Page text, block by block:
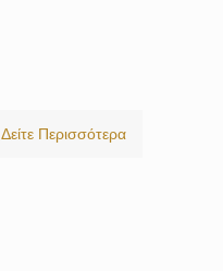
Δείτε Περισσότερα